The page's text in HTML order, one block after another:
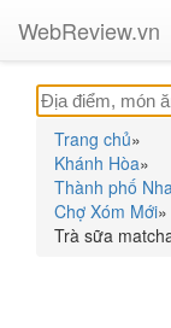
WebReview.vn
Trang chủ»
Khánh Hòa»
Thành phố
Chợ Xóm Mới»
Trà sữa